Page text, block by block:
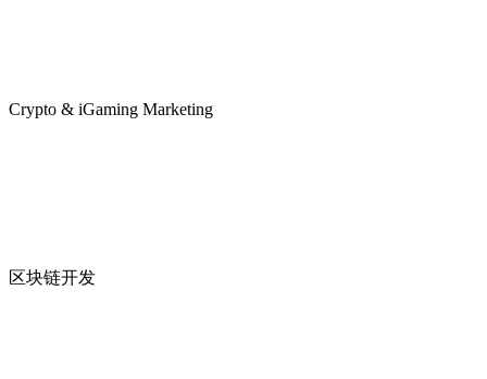
Crypto & iGaming Marketing
区块链开发